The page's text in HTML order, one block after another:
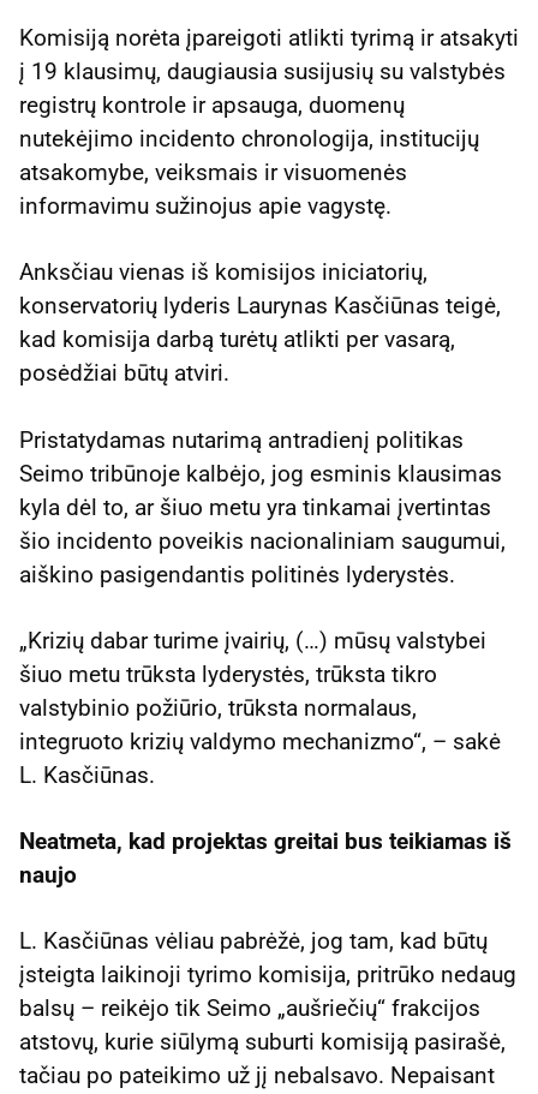
Komisiją norėta įpareigoti atlikti tyrimą ir atsakyti
į 19 klausimų, daugiausia susijusių su valstybės
registrų kontrole ir apsauga, duomenų
nutekėjimo incidento chronologija, institucijų
atsakomybe, veiksmais ir visuomenės
informavimu sužinojus apie vagystę.
Anksčiau vienas iš komisijos iniciatorių,
konservatorių lyderis Laurynas Kasčiūnas teigė,
kad komisija darbą turėtų atlikti per vasarą,
posėdžiai būtų atviri.
Pristatydamas nutarimą antradienį politikas
Seimo tribūnoje kalbėjo, jog esminis klausimas
kyla dėl to, ar šiuo metu yra tinkamai įvertintas
šio incidento poveikis nacionaliniam saugumui,
aiškino pasigendantis politinės lyderystės.
„Krizių dabar turime įvairių, (…) mūsų valstybei
šiuo metu trūksta lyderystės, trūksta tikro
valstybinio požiūrio, trūksta normalaus,
integruoto krizių valdymo mechanizmo“, – sakė
L. Kasčiūnas.
Neatmeta, kad projektas greitai bus teikiamas iš
naujo
L. Kasčiūnas vėliau pabrėžė, jog tam, kad būtų
įsteigta laikinoji tyrimo komisija, pritrūko nedaug
balsų – reikėjo tik Seimo „aušriečių“ frakcijos
atstovų, kurie siūlymą suburti komisiją pasirašė,
tačiau po pateikimo už jį nebalsavo. Nepaisant